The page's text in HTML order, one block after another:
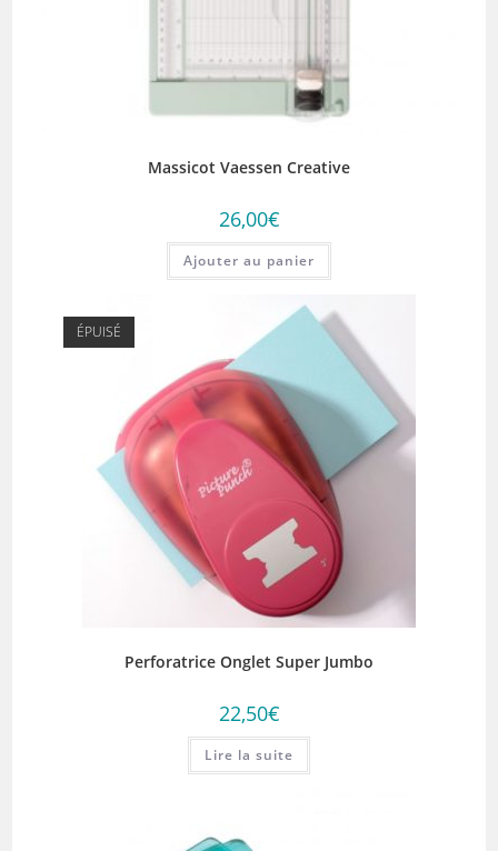
Massicot Vaessen Creative
26,00€
Ajouter au panier
ÉPUISÉ
Perforatrice Onglet Super Jumbo
22,50€
Lire la suite